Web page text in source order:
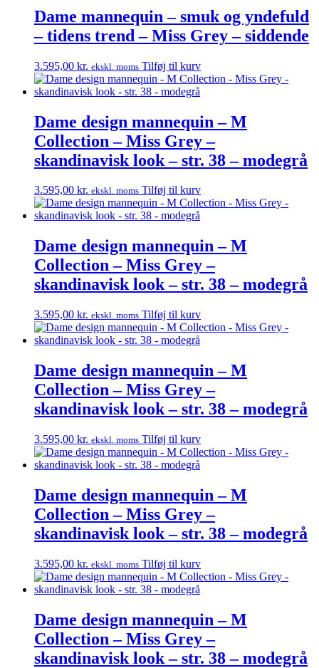
Dame mannequin – smuk og yndefuld
– tidens trend – Miss Grey – siddende
3.595,00 kr. ekskl. moms Tilføj til kurv
Dame design mannequin – M
Collection – Miss Grey –
skandinavisk look – str. 38 – modegrå
3.595,00 kr. ekskl. moms Tilføj til kurv
Dame design mannequin – M
Collection – Miss Grey –
skandinavisk look – str. 38 – modegrå
3.595,00 kr. ekskl. moms Tilføj til kurv
Dame design mannequin – M
Collection – Miss Grey –
skandinavisk look – str. 38 – modegrå
3.595,00 kr. ekskl. moms Tilføj til kurv
Dame design mannequin – M
Collection – Miss Grey –
skandinavisk look – str. 38 – modegrå
3.595,00 kr. ekskl. moms Tilføj til kurv
Dame design mannequin – M
Collection – Miss Grey –
skandinavisk look – str. 38 – modegrå